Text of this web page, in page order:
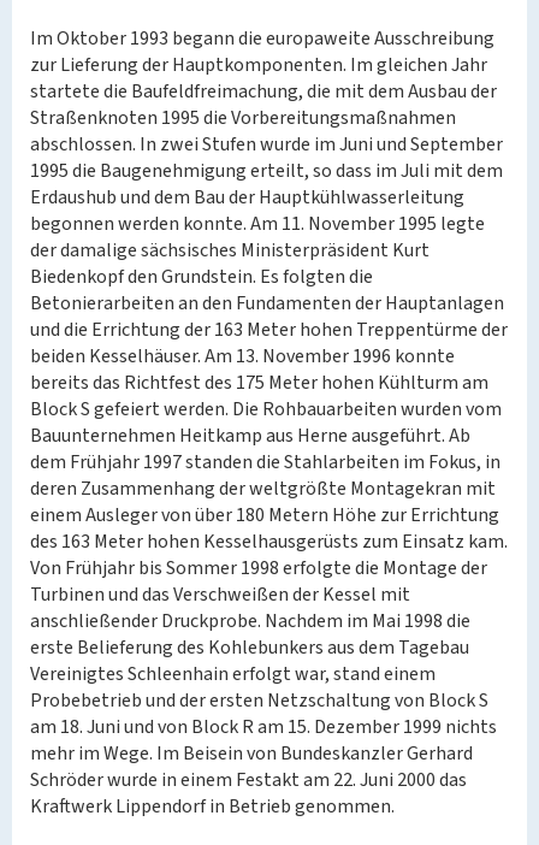
Im Oktober 1993 begann die europaweite Ausschreibung
zur Lieferung der Hauptkomponenten. Im gleichen Jahr
startete die Baufeldfreimachung, die mit dem Ausbau der
Straßenknoten 1995 die Vorbereitungsmaßnahmen
abschlossen. In zwei Stufen wurde im Juni und September
1995 die Baugenehmigung erteilt, so dass im Juli mit dem
Erdaushub und dem Bau der Hauptkühlwasserleitung
begonnen werden konnte. Am 11. November 1995 legte
der damalige sächsisches Ministerpräsident Kurt
Biedenkopf den Grundstein. Es folgten die
Betonierarbeiten an den Fundamenten der Hauptanlagen
und die Errichtung der 163 Meter hohen Treppentürme der
beiden Kesselhäuser. Am 13. November 1996 konnte
bereits das Richtfest des 175 Meter hohen Kühlturm am
Block S gefeiert werden. Die Rohbauarbeiten wurden vom
Bauunternehmen Heitkamp aus Herne ausgeführt. Ab
dem Frühjahr 1997 standen die Stahlarbeiten im Fokus, in
deren Zusammenhang der weltgrößte Montagekran mit
einem Ausleger von über 180 Metern Höhe zur Errichtung
des 163 Meter hohen Kesselhausgerüsts zum Einsatz kam.
Von Frühjahr bis Sommer 1998 erfolgte die Montage der
Turbinen und das Verschweißen der Kessel mit
anschließender Druckprobe. Nachdem im Mai 1998 die
erste Belieferung des Kohlebunkers aus dem Tagebau
Vereinigtes Schleenhain erfolgt war, stand einem
Probebetrieb und der ersten Netzschaltung von Block S
am 18. Juni und von Block R am 15. Dezember 1999 nichts
mehr im Wege. Im Beisein von Bundeskanzler Gerhard
Schröder wurde in einem Festakt am 22. Juni 2000 das
Kraftwerk Lippendorf in Betrieb genommen.